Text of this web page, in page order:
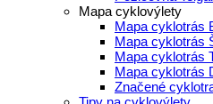
Mapa cyklovýlety
Mapa cyklotrás
Mapa cyklotrás
Mapa cyklotrás
Mapa cyklotrás
Značené